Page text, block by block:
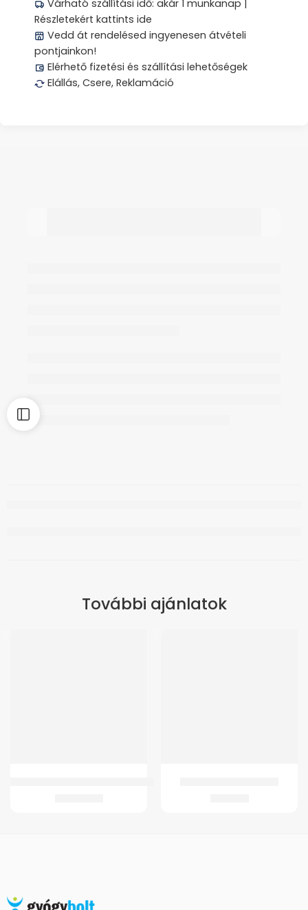
Várható szállítási idő: akár 1 munkanap |
Részletekért kattints ide
Vedd át rendelésed ingyenesen átvételi
pontjainkon!
Elérhető fizetési és szállítási lehetőségek
Elállás, Csere, Reklamáció
További ajánlatok